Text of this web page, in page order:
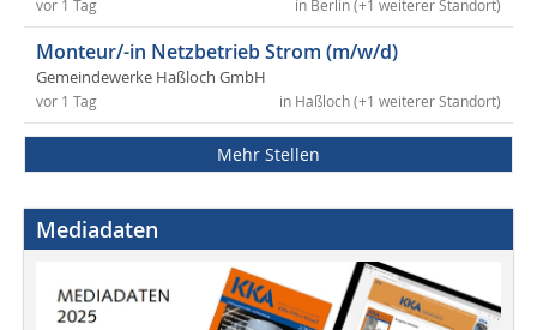
in Berlin (+1 weiterer Standort)
vor 1 Tag
Monteur/-in Netzbetrieb Strom (m/w/d)
Gemeindewerke Haßloch GmbH
in Haßloch (+1 weiterer Standort)
vor 1 Tag
Mehr Stellen
Mediadaten